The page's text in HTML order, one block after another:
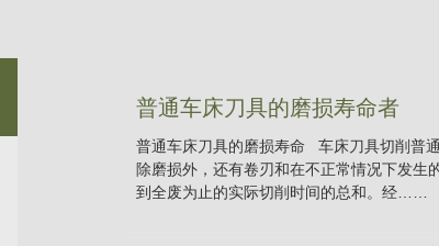
普通车床刀具的磨损寿命者
普通车床刀具的磨损寿命 车床刀具切削普
除磨损外，还有卷刃和在不正常情况下发生
到全废为止的实际切削时间的总和。经……